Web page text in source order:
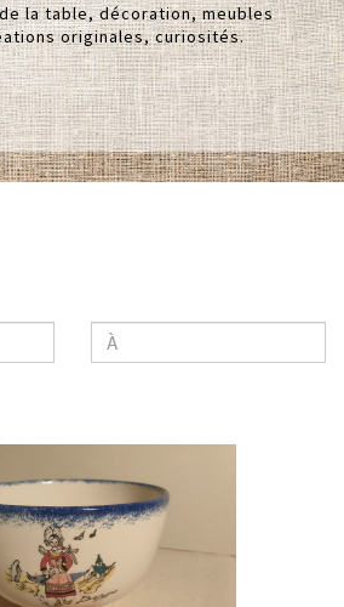
la table, décoration, meubles
originales, curiosités.